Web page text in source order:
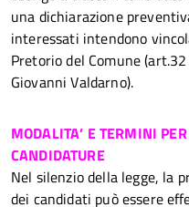
una dichiarazione
interessati intendono
Pretorio del Comune
Giovanni Valdarno).
MODALITA’ E TERMINI
CANDIDATURE
Nel silenzio della legge, la
dei candidati può essere